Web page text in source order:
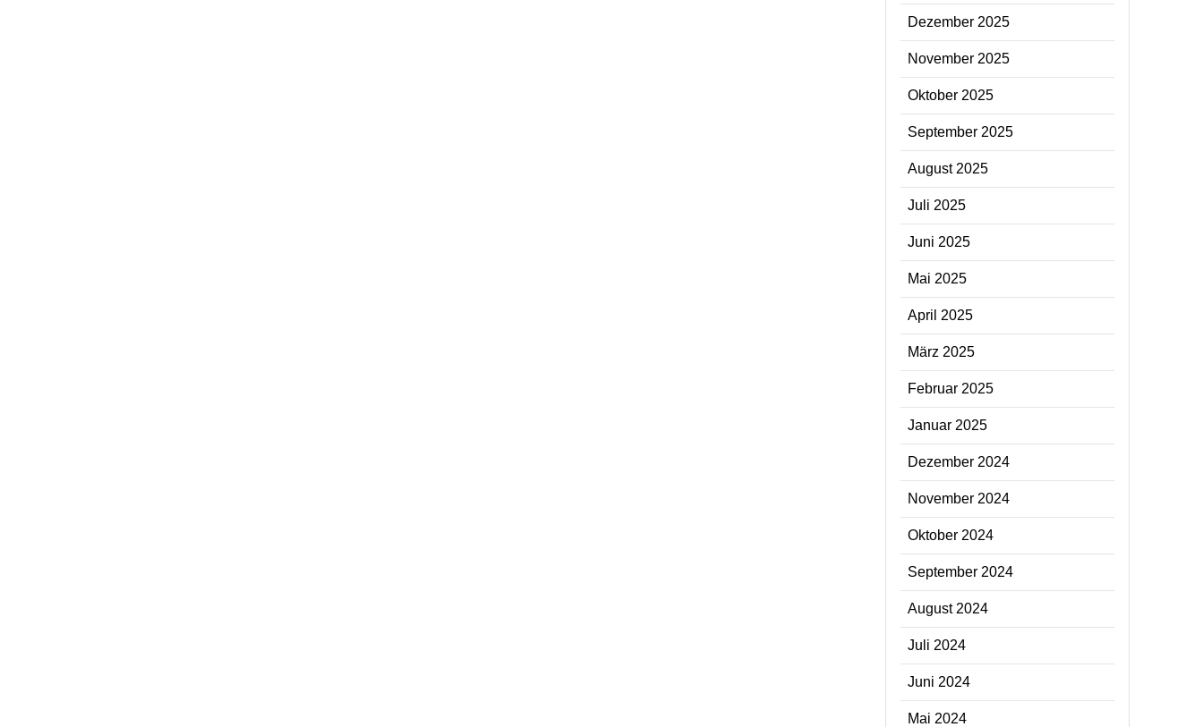
Dezember 2025
November 2025
Oktober 2025
September 2025
August 2025
Juli 2025
Juni 2025
Mai 2025
April 2025
März 2025
Februar 2025
Januar 2025
Dezember 2024
November 2024
Oktober 2024
September 2024
August 2024
Juli 2024
Juni 2024
Mai 2024